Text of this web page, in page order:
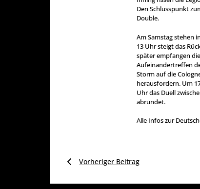
Den Schlusspunkt
Double.
Am Samstag stehen
13 Uhr steigt das
später empfangen
Aufeinandertreffen
Storm auf die
herausfordern. Um
Uhr das Duell
abrundet.
Alle Infos zur
Vorheriger Beitrag